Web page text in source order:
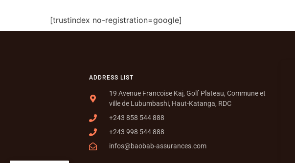
[trustindex no-registration=google]
ADDRESS LIST
19 Avenue Francoise Kaj, Golf Plateau, Commune et
ville de Lubumbashi, Haut-Katanga, RDC
+243 858 544 888
+243 998 544 888
infos@baobab-assurances.com